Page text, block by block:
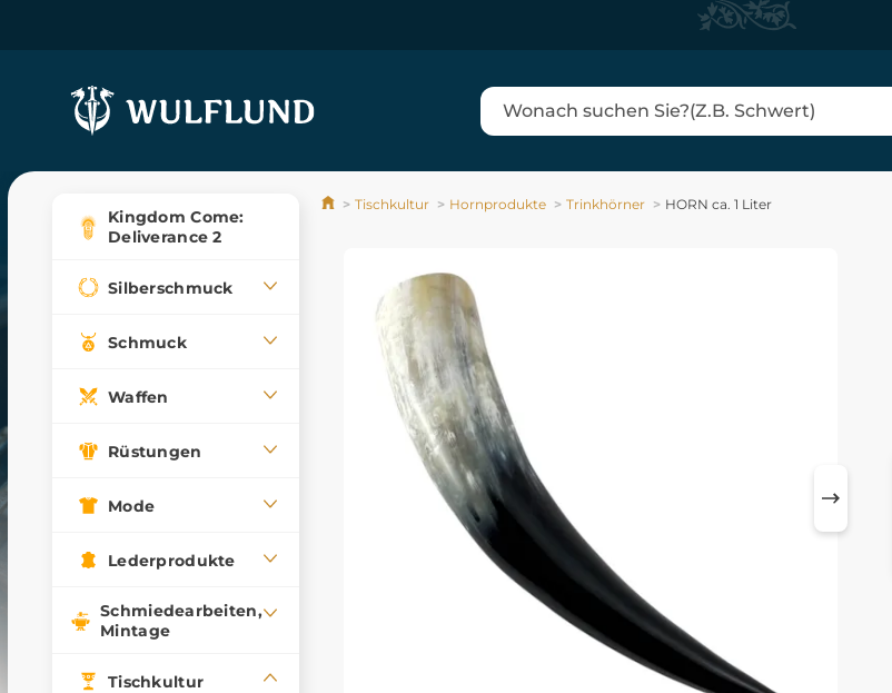
Kingdom Come:
Deliverance 2
Silberschmuck
Schmuck
Waffen
Rüstungen
Mode
Lederprodukte
Schmiedearbeiten,
Mintage
Tischkultur
Tischkultur Hornprodukte Trinkhörner HORN ca. 1 Liter